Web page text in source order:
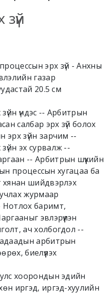
эрх зүй - Анхны
газар
20.5 см
үндэс -- Арбитрын
салбар эрх зүй болох
зүйн зарчим --
эх сурвалж --
-- Арбитрын шүүхийн
процессын хугацаа ба
хянан шийдвэрлэх
журмаар
Нотлох баримт,
эвлэрүүлэн
ач холбогдол --
арбитрын
биелүүлэх
хоорондын эдийн
иргэд, иргэд-хуулийн